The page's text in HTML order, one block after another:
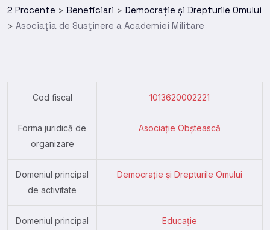
2 Procente > Beneficiari > Democrație și Drepturile Omului
> Asociaţia de Susţinere a Academiei Militare
Cod fiscal 1013620002221
Forma juridică de
organizare
Asociație Obștească
Domeniul principal
de activitate
Democrație și Drepturile Omului
Domeniul principal
Educație